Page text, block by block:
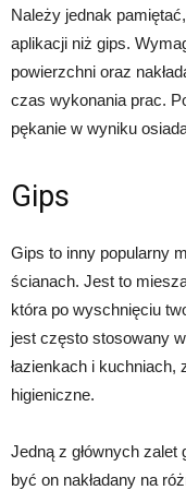
Należy jednak
aplikacji niż gips.
powierzchni oraz
czas wykonania prac.
pękanie w wyniku
Gips
Gips to inny popularny
ścianach. Jest to
która po wyschnięciu
jest często stosowany
łazienkach i kuchniach,
higieniczne.
Jedną z głównych zalet
być on nakładany na